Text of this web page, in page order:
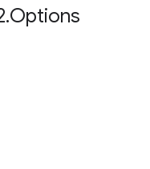
.Options